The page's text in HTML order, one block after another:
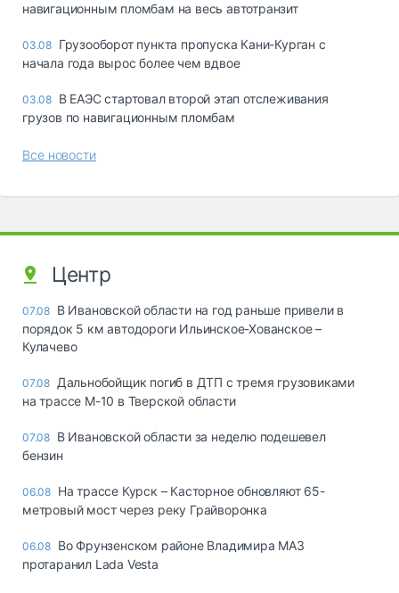
навигационным пломбам на весь автотранзит
03.08 Грузооборот пункта пропуска Кани-Курган с
начала года вырос более чем вдвое
03.08 В ЕАЭС стартовал второй этап отслеживания
грузов по навигационным пломбам
Все новости
Центр
07.08 В Ивановской области на год раньше привели в
порядок 5 км автодороги Ильинское-Хованское –
Кулачево
07.08 Дальнобойщик погиб в ДТП с тремя грузовиками
на трассе М-10 в Тверской области
07.08 В Ивановской области за неделю подешевел
бензин
06.08 На трассе Курск – Касторное обновляют 65-
метровый мост через реку Грайворонка
06.08 Во Фрунзенском районе Владимира МАЗ
протаранил Lada Vesta